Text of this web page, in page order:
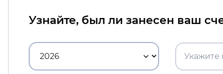
Узнайте, был ли занесен ваш